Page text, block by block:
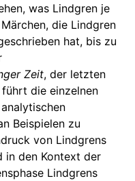
was Lindgren je
die Lindgren
hat, bis zu
Zeit, der letzten
die einzelnen
Beispielen zu
von Lindgrens
in den Kontext der
Lindgrens